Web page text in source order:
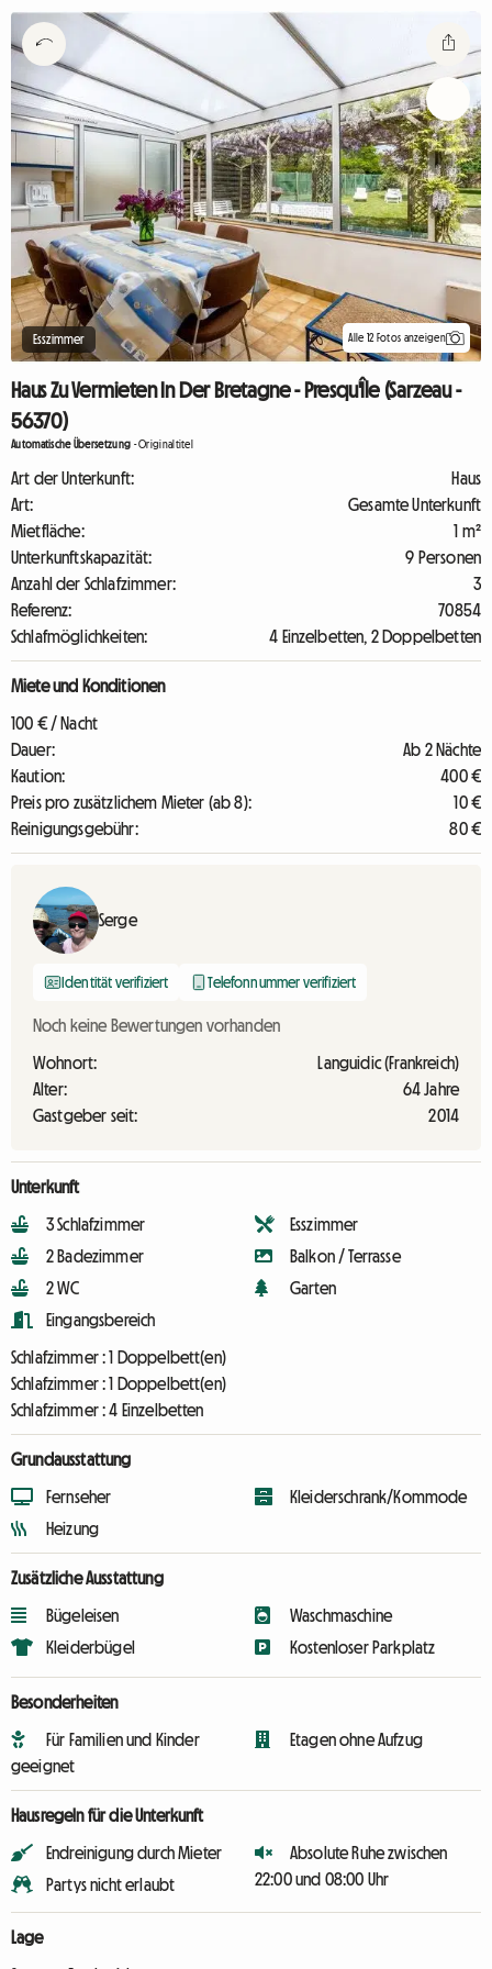
Esszimmer Alle 12 Fotos anzeigen
Haus Zu Vermieten In Der Bretagne - Presqu'Île (Sarzeau -
56370)
Automatische Übersetzung -Originaltitel
Art der Unterkunft:
Haus
Art:
Gesamte Unterkunft
Mietfläche:
1 m²
Unterkunftskapazität:
9 Personen
Anzahl der Schlafzimmer:
3
Referenz:
70854
Schlafmöglichkeiten:
4 Einzelbetten, 2 Doppelbetten
Miete und Konditionen
100 € / Nacht
Dauer:
Ab 2 Nächte
Kaution:
400 €
Preis pro zusätzlichem Mieter (ab 8):
10 €
Reinigungsgebühr:
80 €
Serge
Identität verifiziert Telefonnummer verifiziert
Noch keine Bewertungen vorhanden
Wohnort:
Languidic (Frankreich)
Alter:
64 Jahre
Gastgeber seit:
2014
Unterkunft
3 Schlafzimmer
2 Badezimmer
2 WC
Eingangsbereich
Esszimmer
Balkon / Terrasse
Garten
Schlafzimmer :1 Doppelbett(en)
Schlafzimmer :1 Doppelbett(en)
Schlafzimmer :4 Einzelbetten
Grundausstattung
Fernseher
Heizung
Kleiderschrank/Kommode
Zusätzliche Ausstattung
Bügeleisen
Kleiderbügel
Waschmaschine
Kostenloser Parkplatz
Besonderheiten
Für Familien und Kinder
geeignet
Etagen ohne Aufzug
Hausregeln für die Unterkunft
Endreinigung durch Mieter
Partys nicht erlaubt
Absolute Ruhe zwischen
22:00 und 08:00 Uhr
Lage